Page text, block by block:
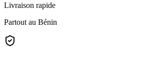
Livraison rapide
Partout au Bénin